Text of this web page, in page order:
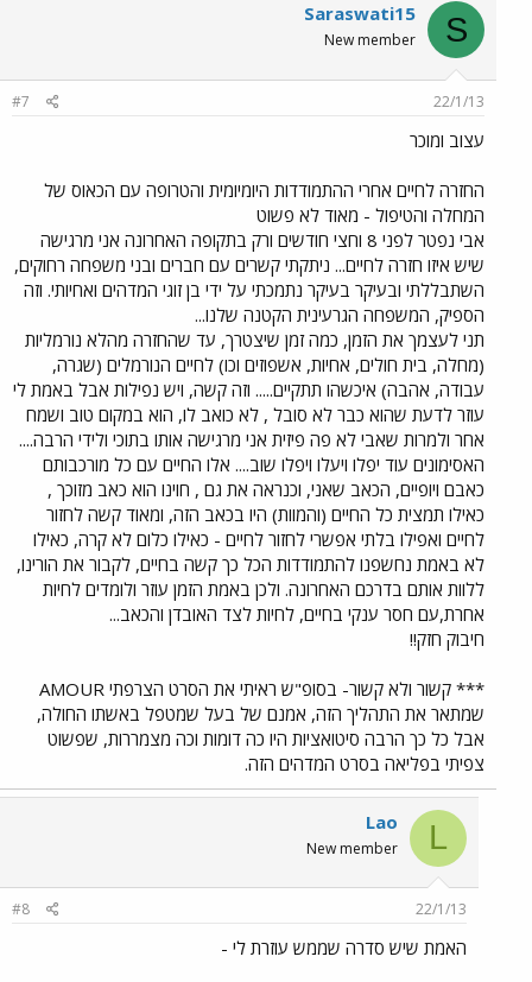
S
Saraswati15
New member
22/1/13
#7
עצוב ומוכר
החזרה לחיים אחרי ההתמודדות היומיומית והטרופה עם הכאוס של
המחלה והטיפול - מאוד לא פשוט
אבי נפטר לפני 8 וחצי חודשים ורק בתקופה האחרונה אני מרגישה
שיש איזו חזרה לחיים... ניתקתי קשרים עם חברים ובני משפחה רחוקים,
השתבללתי ובעיקר בעיקר נתמכתי על ידי בן זוגי המדהים ואחיותי. וזה
הספיק, המשפחה הגרעינית הקטנה שלנו...
תני לעצמך את הזמן, כמה זמן שיצטרך, עד שהחזרה מהלא נורמליות
(מחלה, בית חולים, אחיות, אשפוזים וכו) לחיים הנורמלים (שגרה,
עבודה, אהבה) איכשהו תתקיים..... וזה קשה, ויש נפילות אבל באמת לי
עוזר לדעת שהוא כבר לא סובל , לא כואב לו, הוא במקום טוב ושמח
אחר ולמרות שאבי לא פה פיזית אני מרגישה אותו בתוכי ולידי הרבה....
האסימונים עוד יפלו ויעלו ויפלו שוב.... אלו החיים עם כל מורכבותם
כאבם ויופיים, הכאב שאני, וכנראה את גם , חוינו הוא כאב מזוכך ,
כאילו תמצית כל החיים (והמוות) היו בכאב הזה, ומאוד קשה לחזור
לחיים ואפילו בלתי אפשרי לחזור לחיים - כאילו כלום לא קרה, כאילו
לא באמת נחשפנו להתמודדות הכל כך קשה בחיים, לקבור את הורינו,
ללוות אותם בדרכם האחרונה. ולכן באמת הזמן עוזר ולומדים לחיות
אחרת,עם חסר ענקי בחיים, לחיות לצד האובדן והכאב...
חיבוק חזק!!
*** קשור ולא קשור- בסופ"ש ראיתי את הסרט הצרפתי AMOUR
שמתאר את התהליך הזה, אמנם של בעל שמטפל באשתו החולה,
אבל כל כך הרבה סיטואציות היו כה דומות וכה מצמררות, שפשוט
צפיתי בפליאה בסרט המדהים הזה.
L
Lao
New member
22/1/13
#8
האמת שיש סדרה שממש עוזרת לי -